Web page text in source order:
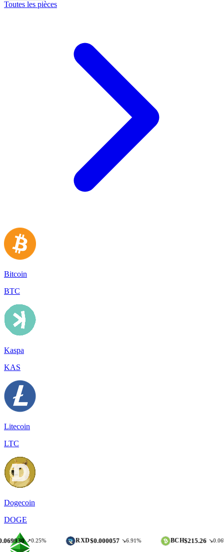
Toutes les pièces
Bitcoin
BTC
Kaspa
KAS
Litecoin
LTC
Dogecoin
DOGE
↗0.25% $0.000057 ↘6.91% $215.26 ↘0.06%